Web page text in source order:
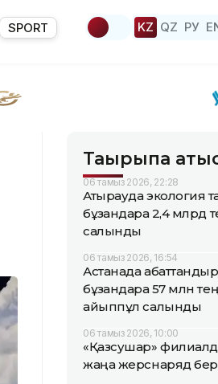
SPORT KZ QZ РУ
Тақырыпқа
06 тамыз 2026, 22:28
Атырауда экология
бұзғандарға 2,4 млрд
салынды
06 тамыз 2026, 16:54
Астанада
бұзғандарға 57 млн
айыппұл салынды
06 тамыз 2026, 10:00
«Қазсушар»
жаңа жерснаряд